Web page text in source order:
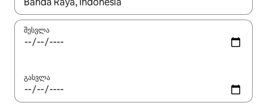
შესვლა
გასვლა